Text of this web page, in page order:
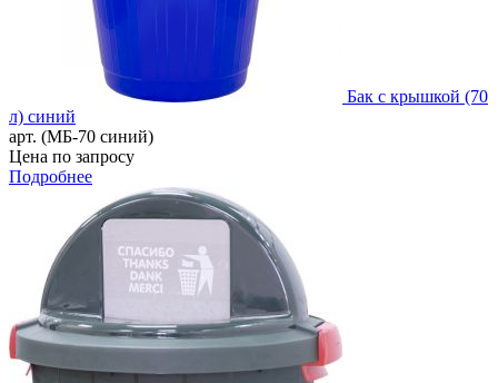
Бак с крышкой (70
л) синий
арт. (МБ-70 синий)
Цена по запросу
Подробнее